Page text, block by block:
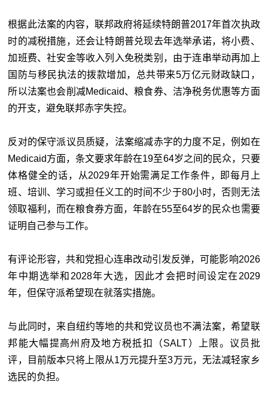
根据此法案的内容，联邦政府将延续特朗普2017年首次执政
时的减税措施，还会让特朗普兑现去年选举承诺，将小费、
加班费、社安金等收入列入免税类别，由于连串举动再加上
国防与移民执法的拨款增加，总共带来5万亿元财政缺口，
所以法案也会削减Medicaid、粮食券、洁净税务优惠等方面
的开支，避免联邦赤字失控。
反对的保守派议员质疑，法案缩减赤字的力度不足，例如在
Medicaid方面，条文要求年龄在19至64岁之间的民众，只要
体格健全的话，从2029年开始需满足工作条件，即每月上
班、培训、学习或担任义工的时间不少于80小时，否则无法
领取福利，而在粮食券方面，年龄在55至64岁的民众也需要
证明自己参与工作。
有评论形容，共和党担心连串改动引发反弹，可能影响2026
年中期选举和2028年大选，因此才会把时间设定在2029
年，但保守派希望现在就落实措施。
与此同时，来自纽约等地的共和党议员也不满法案，希望联
邦能大幅提高州府及地方税抵扣（SALT）上限。议员批
评，目前版本只将上限从1万元提升至3万元，无法减轻家乡
选民的负担。